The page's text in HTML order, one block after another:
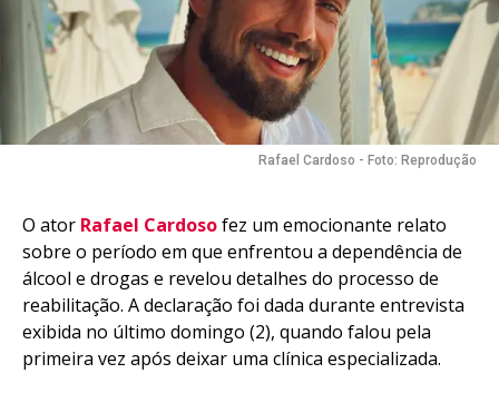
Rafael Cardoso - Foto: Reprodução
O ator Rafael Cardosofez um emocionante relato
sobre o período em que enfrentou a dependência de
álcool e drogas e revelou detalhes do processo de
reabilitação. A declaração foi dada durante entrevista
exibida no último domingo (2), quando falou pela
primeira vez após deixar uma clínica especializada.